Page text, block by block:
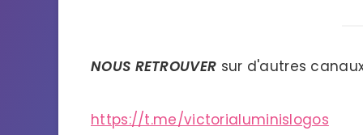
NOUS RETROUVER sur d'autres
https://t.me/victorialuminislogos